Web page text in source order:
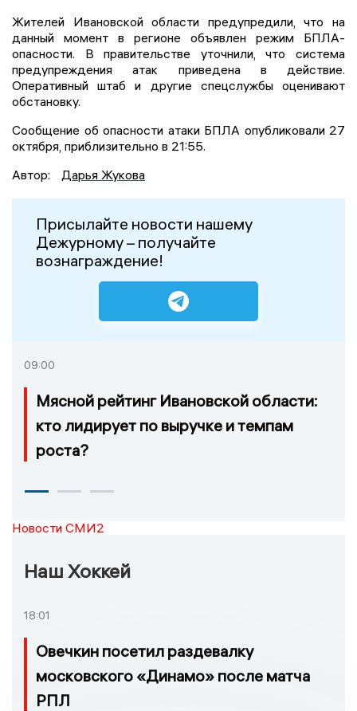
Жителей Ивановской области предупредили, что на
данный момент в регионе объявлен режим БПЛА-
опасности. В правительстве уточнили, что система
предупреждения атак приведена в действие.
Оперативный штаб и другие спецслужбы оценивают
обстановку.
Сообщение об опасности атаки БПЛА опубликовали 27
октября, приблизительно в 21:55.
Автор:
Дарья Жукова
Присылайте новости нашему
Дежурному – получайте
вознаграждение!
09:00
Мясной рейтинг Ивановской области:
кто лидирует по выручке и темпам
роста?
Новости СМИ2
Наш Хоккей
18:01
Овечкин посетил раздевалку
московского «Динамо» после матча
РПЛ